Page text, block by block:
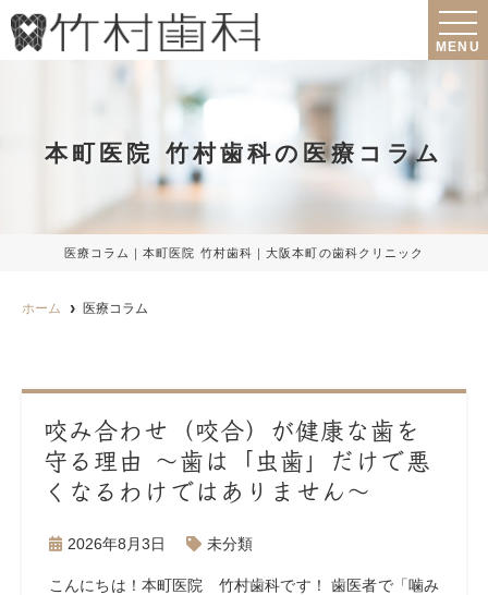
MENU
本町医院 竹村歯科の医療コラム
医療コラム｜本町医院 竹村歯科｜大阪本町の歯科クリニック
ホーム 医療コラム
咬み合わせ（咬合）が健康な歯を
守る理由 〜歯は「虫歯」だけで悪
くなるわけではありません〜
2026年8月3日 未分類
こんにちは！本町医院 竹村歯科です！ 歯医者で「噛み